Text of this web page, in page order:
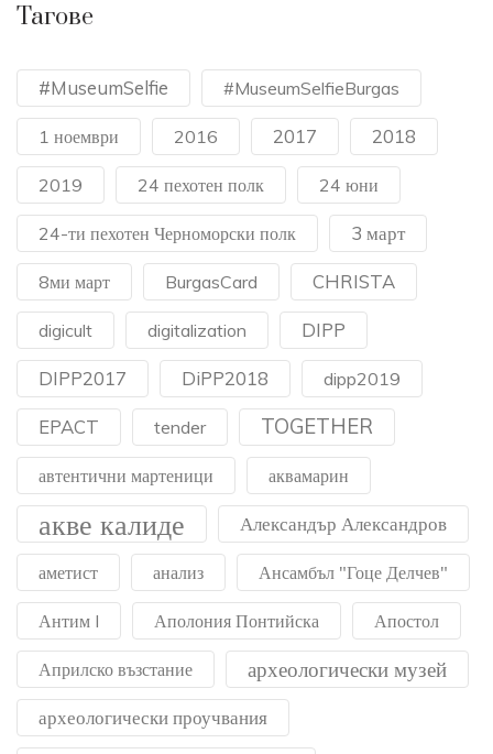
Тагове
#MuseumSelfie #MuseumSelfieBurgas
1 ноември 2016 2017 2018
2019 24 пехотен полк 24 юни
24-ти пехотен Черноморски полк 3 март
8ми март BurgasCard CHRISTA
digicult digitalization DIPP
DIPP2017 DiPP2018 dipp2019
EPACT tender TOGETHER
автентични мартеници аквамарин
акве калиде Александър Александров
аметист анализ Ансамбъл "Гоце Делчев"
Антим I Аполония Понтийска Апостол
Априлско възстание археологически музей
археологически проучвания